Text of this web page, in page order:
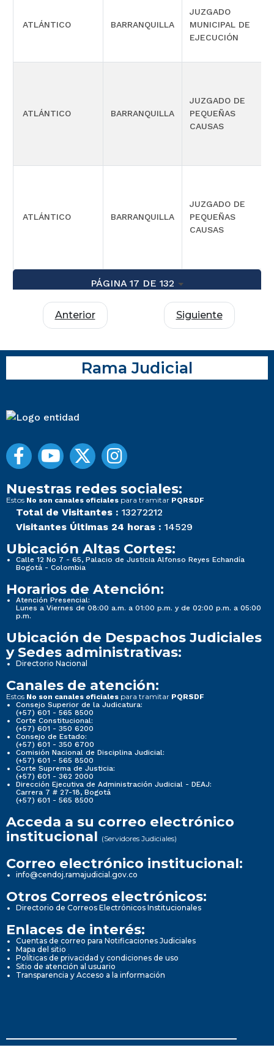
ATLÁNTICO BARRANQUILLA
JUZGADO
MUNICIPAL DE
EJECUCIÓN
ATLÁNTICO BARRANQUILLA
JUZGADO DE
PEQUEÑAS
CAUSAS
ATLÁNTICO BARRANQUILLA
JUZGADO DE
PEQUEÑAS
CAUSAS
PÁGINA 17 DE 132
Anterior Siguiente
Rama Judicial
Nuestras redes sociales:
Estos No son canales oficiales para tramitar PQRSDF
Total de Visitantes : 13272212
Visitantes Últimas 24 horas : 14529
Ubicación Altas Cortes:
Calle 12 No 7 - 65, Palacio de Justicia Alfonso Reyes Echandía
Bogotá - Colombia
Horarios de Atención:
Atención Presencial:
Lunes a Viernes de 08:00 a.m. a 01:00 p.m. y de 02:00 p.m. a 05:00
p.m.
Ubicación de Despachos Judiciales
y Sedes administrativas:
Directorio Nacional
Canales de atención:
Estos No son canales oficiales para tramitar PQRSDF
Consejo Superior de la Judicatura:
(+57) 601 - 565 8500
Corte Constitucional:
(+57) 601 - 350 6200
Consejo de Estado:
(+57) 601 - 350 6700
Comisión Nacional de Disciplina Judicial:
(+57) 601 - 565 8500
Corte Suprema de Justicia:
(+57) 601 - 362 2000
Dirección Ejecutiva de Administración Judicial - DEAJ:
Carrera 7 # 27-18, Bogotá
(+57) 601 - 565 8500
Acceda a su correo electrónico
institucional (Servidores Judiciales)
Correo electrónico institucional:
info@cendoj.ramajudicial.gov.co
Otros Correos electrónicos:
Directorio de Correos Electrónicos Institucionales
Enlaces de interés:
Cuentas de correo para Notificaciones Judiciales
Mapa del sitio
Políticas de privacidad y condiciones de uso
Sitio de atención al usuario
Transparencia y Acceso a la información